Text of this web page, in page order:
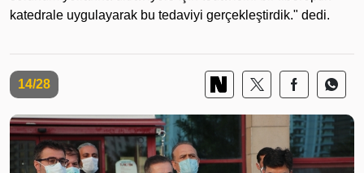
katedrale uygulayarak bu tedaviyi gerçekleştirdik." dedi.
14/28